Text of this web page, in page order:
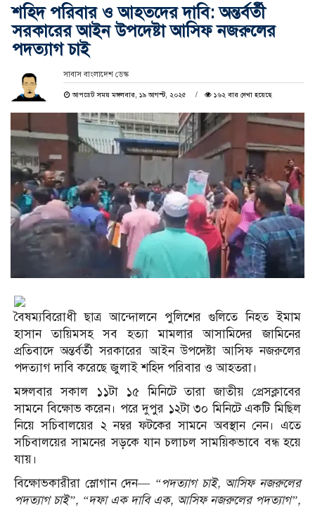
শহিদ পরিবার ও আহতদের দাবি: অন্তর্বর্তী
সরকারের আইন উপদেষ্টা আসিফ নজরুলের
পদত্যাগ চাই
সাবাস বাংলাদেশ ডেস্ক
আপডেট সময় মঙ্গলবার, ১৯ আগস্ট, ২০২৫ ১৬২ বার দেখা হয়েছে
বৈষম্যবিরোধী ছাত্র আন্দোলনে পুলিশের গুলিতে নিহত ইমাম
হাসান তায়িমসহ সব হত্যা মামলার আসামিদের জামিনের
প্রতিবাদে অন্তর্বর্তী সরকারের আইন উপদেষ্টা আসিফ নজরুলের
পদত্যাগ দাবি করেছে জুলাই শহিদ পরিবার ও আহতরা।
মঙ্গলবার সকাল ১১টা ১৫ মিনিটে তারা জাতীয় প্রেসক্লাবের
সামনে বিক্ষোভ করেন। পরে দুপুর ১২টা ৩০ মিনিটে একটি মিছিল
নিয়ে সচিবালয়ের ২ নম্বর ফটকের সামনে অবস্থান নেন। এতে
সচিবালয়ের সামনের সড়কে যান চলাচল সাময়িকভাবে বন্ধ হয়ে
যায়।
বিক্ষোভকারীরা স্লোগান দেন— “পদত্যাগ চাই, আসিফ নজরুলের
পদত্যাগ চাই”, “দফা এক দাবি এক, আসিফ নজরুলের পদত্যাগ”,